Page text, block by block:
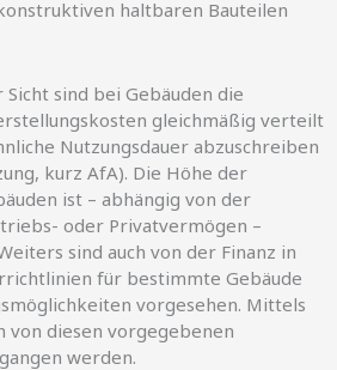
haltbaren Bauteilen
sind bei Gebäuden die
gleichmäßig verteilt
Nutzungsdauer abzuschreiben
kurz AfA). Die Höhe der
ist – abhängig von der
oder Privatvermögen –
sind auch von der Finanz in
für bestimmte Gebäude
vorgesehen. Mittels
von diesen vorgegebenen
werden.